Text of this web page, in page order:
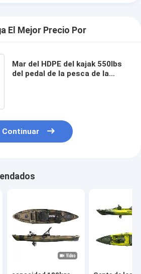
El Mejor Precio Por
Mar del HDPE del kajak 550lbs
del pedal de la pesca de la
Continuar